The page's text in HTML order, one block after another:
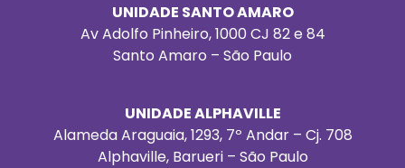
UNIDADE SANTO AMARO
Av Adolfo Pinheiro, 1000 CJ 82 e 84
Santo Amaro – São Paulo
UNIDADE ALPHAVILLE
Alameda Araguaia, 1293, 7º Andar – Cj. 708
Alphaville, Barueri – São Paulo